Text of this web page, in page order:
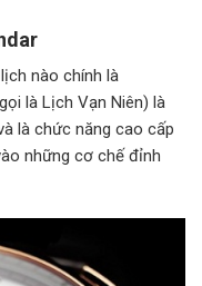
nào chính là
là Lịch Vạn Niên) là
là chức năng cao cấp
những cơ chế đỉnh